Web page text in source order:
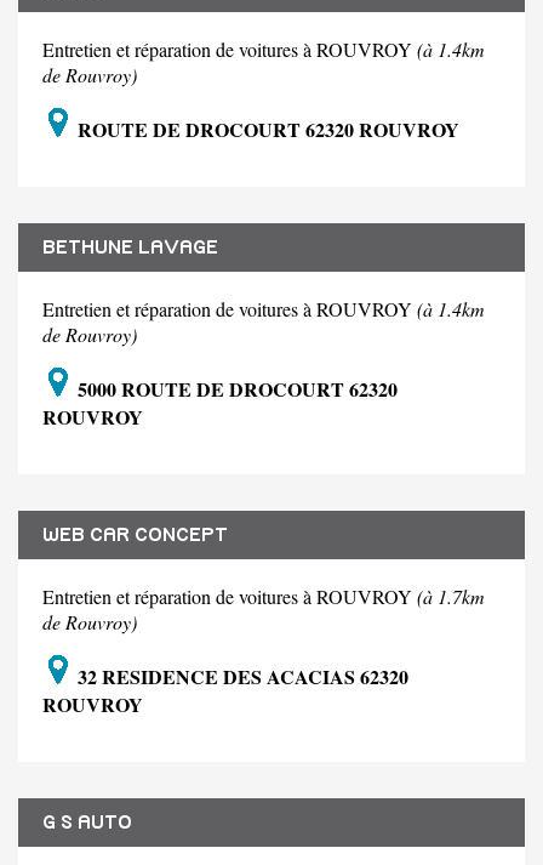
Entretien et réparation de voitures à ROUVROY (à 1.4km
de Rouvroy)
ROUTE DE DROCOURT 62320 ROUVROY
BETHUNE LAVAGE
Entretien et réparation de voitures à ROUVROY (à 1.4km
de Rouvroy)
5000 ROUTE DE DROCOURT 62320
ROUVROY
WEB CAR CONCEPT
Entretien et réparation de voitures à ROUVROY (à 1.7km
de Rouvroy)
32 RESIDENCE DES ACACIAS 62320
ROUVROY
G S AUTO